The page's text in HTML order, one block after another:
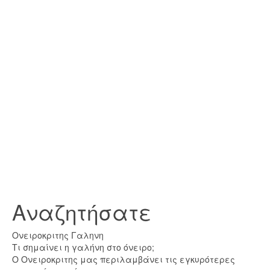
Αναζητήσατε
Ονειροκριτης Γαληνη
Τι σημαίνει η γαλήνη στο όνειρο;
Ο Ονειροκριτης μας περιλαμβάνει τις εγκυρότερες